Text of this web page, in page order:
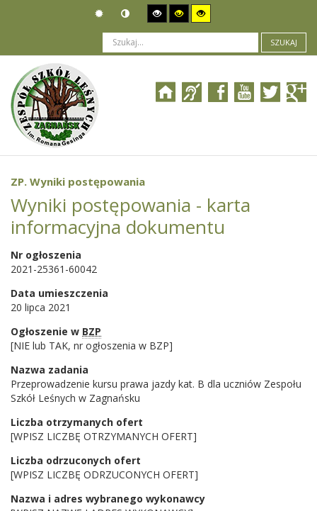
SZUKAJ
Jesteś tutaj: Organizacja
ROOT > Szablony artykułów
ZP. Wyniki postępowania
Wyniki postępowania - karta
informacyjna dokumentu
Nr ogłoszenia
2021-25361-60042
Data umieszczenia
20 lipca 2021
Ogłoszenie w BZP
[NIE lub TAK, nr ogłoszenia w BZP]
Nazwa zadania
Przeprowadzenie kursu prawa jazdy kat. B dla uczniów Zespołu
Szkół Leśnych w Zagnańsku
Liczba otrzymanych ofert
[WPISZ LICZBĘ OTRZYMANYCH OFERT]
Liczba odrzuconych ofert
[WPISZ LICZBĘ ODRZUCONYCH OFERT]
Nazwa i adres wybranego wykonawcy